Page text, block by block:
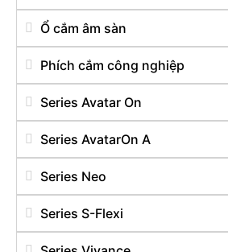
Ổ cắm âm sàn
Phích cắm công nghiệp
Series Avatar On
Series AvatarOn A
Series Neo
Series S-Flexi